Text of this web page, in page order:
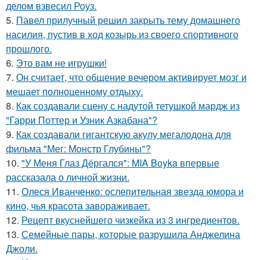
делом взвесил Роуз.
5. Павел прилучный решил закрыть тему домашнего
насилия, пустив в ход козырь из своего спортивного
прошлого.
6. Это вам не игрушки!
7. Он считает, что общение вечером активирует мозг и
мешает полноценному отдыху.
8. Как создавали сцену с надутой тетушкой мардж из
"Гарри Поттер и Узник Азкабана"?
9. Как создавали гигантскую акулу мегалодона для
фильма "Мег: Монстр Глубины"?
10. "У Меня Глаз Дёргался": MIA Boyka впервые
рассказала о личной жизни.
11. Олеся Иванченко: ослепительная звезда юмора и
кино, чья красота завораживает.
12. Рецепт вкуснейшего чизкейка из 3 ингредиентов.
13. Семейные пары, которые разрушила Анджелина
Джоли.